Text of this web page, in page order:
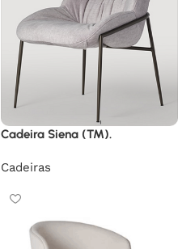
Cadeira Siena (TM).
Cadeiras